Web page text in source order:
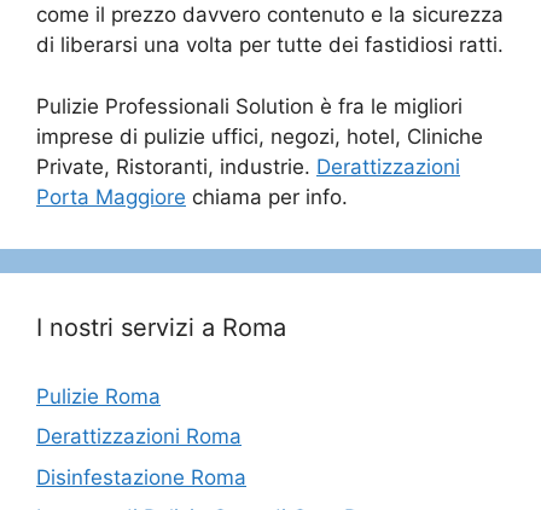
come il prezzo davvero contenuto e la sicurezza
di liberarsi una volta per tutte dei fastidiosi ratti.
Pulizie Professionali Solution è fra le migliori
imprese di pulizie uffici, negozi, hotel, Cliniche
Private, Ristoranti, industrie. Derattizzazioni
Porta Maggiore chiama per info.
I nostri servizi a Roma
Pulizie Roma
Derattizzazioni Roma
Disinfestazione Roma